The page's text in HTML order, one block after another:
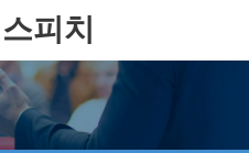
스피치